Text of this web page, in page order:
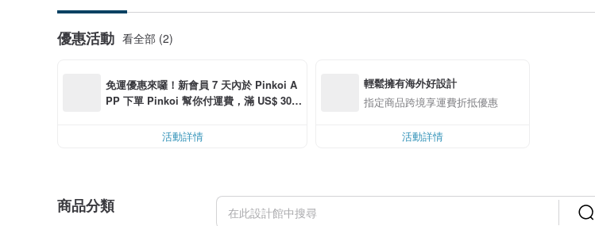
優惠活動 看全部 (2)
免運優惠來囉！新會員 7 天內於 Pinkoi A
PP 下單 Pinkoi 幫你付運費，滿 US$ 30.0
活動詳情
輕鬆擁有海外好設計
指定商品跨境享運費折抵優惠
活動詳情
商品分類